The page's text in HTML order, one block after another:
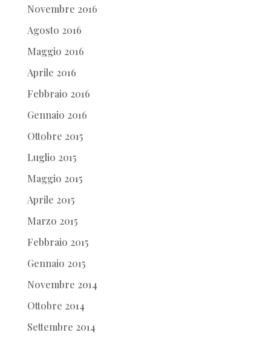
Novembre 2016
Agosto 2016
Maggio 2016
Aprile 2016
Febbraio 2016
Gennaio 2016
Ottobre 2015
Luglio 2015
Maggio 2015
Aprile 2015
Marzo 2015
Febbraio 2015
Gennaio 2015
Novembre 2014
Ottobre 2014
Settembre 2014